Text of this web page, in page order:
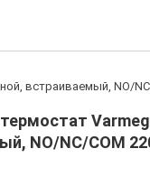
встраиваемый, NO/
NO/NC/COM